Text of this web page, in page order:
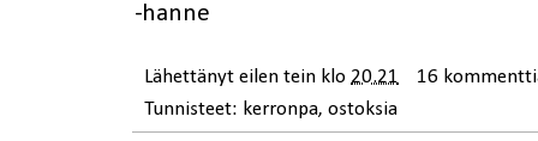
-hanne
Lähettänyt eilen tein klo 20.21
16
Tunnisteet: kerronpa, ostoksia